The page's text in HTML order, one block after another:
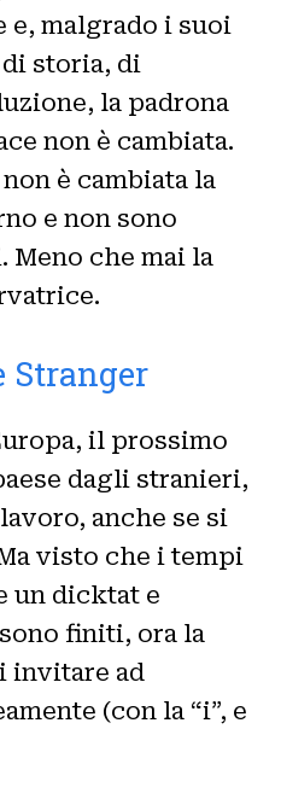
e, malgrado i suoi
di storia, di
la padrona
non è cambiata.
è cambiata la
e non sono
che mai la
Stranger
il prossimo
dagli stranieri,
anche se si
visto che i tempi
un dicktat e
finiti, ora la
invitare ad
(con la “i”, e